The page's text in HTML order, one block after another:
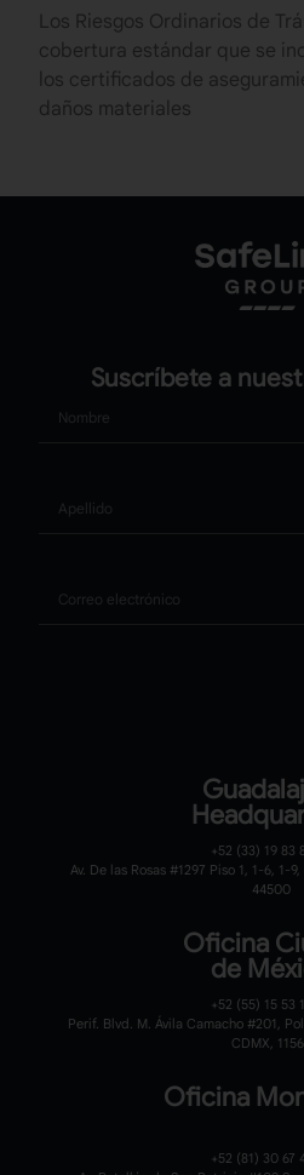
Los Riesgos Ordinarios de
cobertura estándar que se
los certificados de
daños materiales
Suscríbete a
Nombre
+52 (33) 19 83
Av. De las Rosas #1297 Piso 1, 1-6, 1-
44500
Oficina
de
+52 (55) 15 53
Perif. Blvd. M. Ávila Camacho #201,
CDMX,
Oficina
+52 (81) 30 67